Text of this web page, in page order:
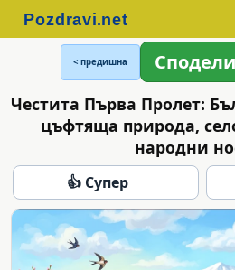
< предишна Сподели
Честита Първа Пролет:
цъфтяща природа,
народни
👍 Супер